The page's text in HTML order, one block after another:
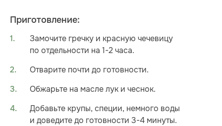
Приготовление:
Замочите гречку и красную чечевицу
по отдельности на 1-2 часа.
Отварите почти до готовности.
Обжарьте на масле лук и чеснок.
Добавьте крупы, специи, немного воды
и доведите до готовности 3-4 минуты.